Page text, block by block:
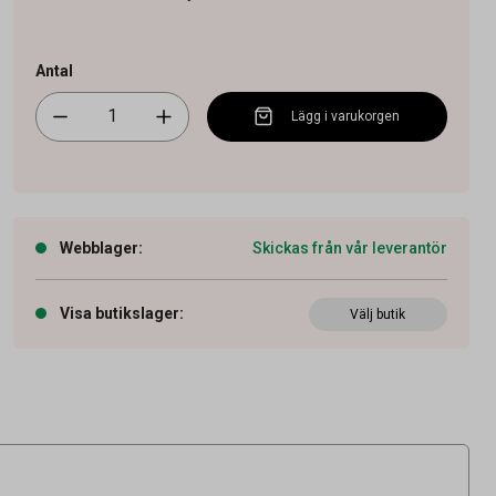
Antal
Lägg i varukorgen
Webblager: Skickas från vår leverantör
Visa butikslager: Välj butik